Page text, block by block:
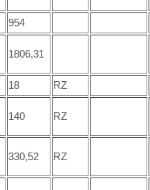
954
1806,31
18 RZ
140 RZ
330,52 RZ